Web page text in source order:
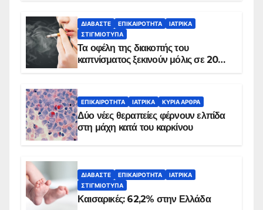
ΔΙΑΒΆΣΤΕ ΕΠΙΚΑΙΡΌΤΗΤΑ
ΙΑΤΡΙΚΆ
ΣΤΙΓΜΙΌΤΥΠΑ
Τα οφέλη της διακοπής του
καπνίσματος ξεκινούν μόλις σε 20
ΕΠΙΚΑΙΡΌΤΗΤΑ ΙΑΤΡΙΚΆ ΚΥΡΙΑ ΑΡΘΡΑ
Δύο νέες θεραπείες φέρνουν ελπίδα
στη μάχη κατά του καρκίνου
ΔΙΑΒΆΣΤΕ ΕΠΙΚΑΙΡΌΤΗΤΑ
ΙΑΤΡΙΚΆ
ΣΤΙΓΜΙΌΤΥΠΑ
Καισαρικές: 62,2% στην Ελλάδα